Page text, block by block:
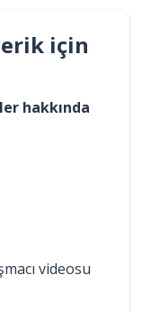
için
hakkında
videosu